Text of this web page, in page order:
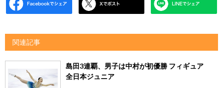
関連記事
島田3連覇、男子は中村が初優勝 フィギュア
全日本ジュニア